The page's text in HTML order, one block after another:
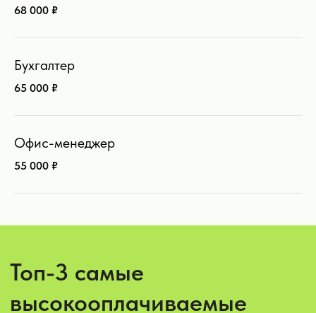
68 000 ₽
Бухгалтер
65 000 ₽
Офис-менеджер
55 000 ₽
количеством вакансий в
интернете: